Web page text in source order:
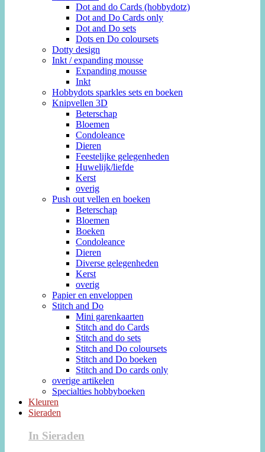
Dot and do Cards (hobbydotz)
Dot and Do Cards only
Dot and Do sets
Dots en Do coloursets
Dotty design
Inkt / expanding mousse
Expanding mousse
Inkt
Hobbydots sparkles sets en boeken
Knipvellen 3D
Beterschap
Bloemen
Condoleance
Dieren
Feestelijke gelegenheden
Huwelijk/liefde
Kerst
overig
Push out vellen en boeken
Beterschap
Bloemen
Boeken
Condoleance
Dieren
Diverse gelegenheden
Kerst
overig
Papier en enveloppen
Stitch and Do
Mini garenkaarten
Stitch and do Cards
Stitch and do sets
Stitch and Do coloursets
Stitch and Do boeken
Stitch and Do cards only
overige artikelen
Specialties hobbyboeken
Kleuren
Sieraden
In Sieraden